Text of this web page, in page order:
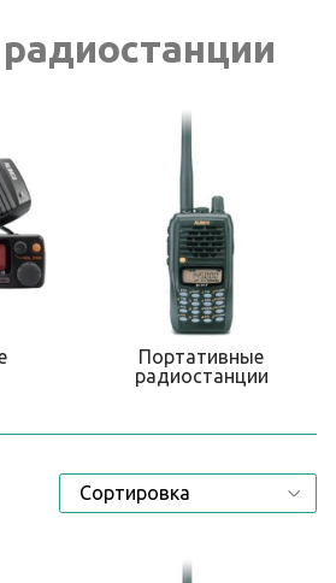
Портативные
радиостанции